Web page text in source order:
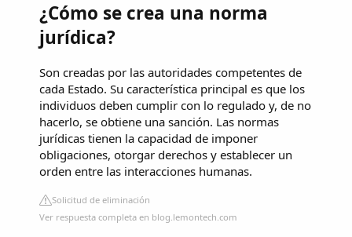
¿Cómo se crea una norma
jurídica?
Son creadas por las autoridades competentes de
cada Estado. Su característica principal es que los
individuos deben cumplir con lo regulado y, de no
hacerlo, se obtiene una sanción. Las normas
jurídicas tienen la capacidad de imponer
obligaciones, otorgar derechos y establecer un
orden entre las interacciones humanas.
Solicitud de eliminación
Ver respuesta completa en blog.lemontech.com